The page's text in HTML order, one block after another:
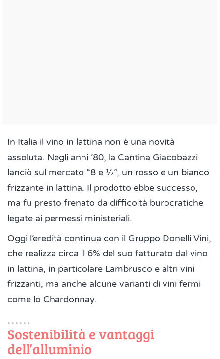
In Italia il vino in lattina non è una novità
assoluta. Negli anni ’80, la Cantina Giacobazzi
lanciò sul mercato “8 e ½”, un rosso e un bianco
frizzante in lattina. Il prodotto ebbe successo,
ma fu presto frenato da difficoltà burocratiche
legate ai permessi ministeriali.
Oggi l’eredità continua con il Gruppo Donelli Vini,
che realizza circa il 6% del suo fatturato dal vino
in lattina, in particolare Lambrusco e altri vini
frizzanti, ma anche alcune varianti di vini fermi
come lo Chardonnay.
Sostenibilità e vantaggi
dell’alluminio